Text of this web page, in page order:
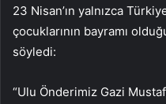
23 Nisan’ın yalnızca
çocuklarının bayramı
söyledi:
“Ulu Önderimiz Gazi